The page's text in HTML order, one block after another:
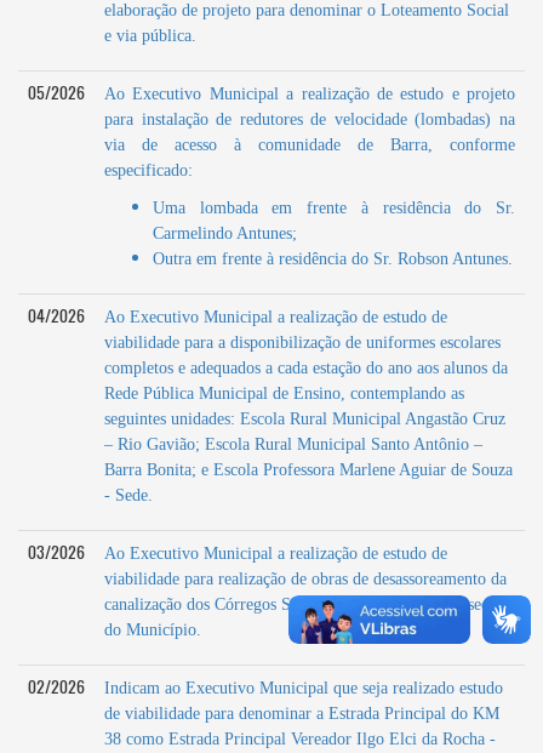
elaboração de projeto para denominar o Loteamento Social
e via pública.
05/2026
Ao Executivo Municipal a realização de estudo e projeto
para instalação de redutores de velocidade (lombadas) na
via de acesso à comunidade de Barra, conforme
especificado:
Uma lombada em frente à residência do Sr.
Carmelindo Antunes;
Outra em frente à residência do Sr. Robson Antunes.
04/2026
Ao Executivo Municipal a realização de estudo de
viabilidade para a disponibilização de uniformes escolares
completos e adequados a cada estação do ano aos alunos da
Rede Pública Municipal de Ensino, contemplando as
seguintes unidades: Escola Rural Municipal Angastão Cruz
– Rio Gavião; Escola Rural Municipal Santo Antônio –
Barra Bonita; e Escola Professora Marlene Aguiar de Souza
- Sede.
03/2026
Ao Executivo Municipal a realização de estudo de
viabilidade para realização de obras de desassoreamento da
canalização dos Córregos São Pedro e São Paulo, na sede
do Município.
02/2026
Indicam ao Executivo Municipal que seja realizado estudo
de viabilidade para denominar a Estrada Principal do KM
38 como Estrada Principal Vereador Ilgo Elci da Rocha -